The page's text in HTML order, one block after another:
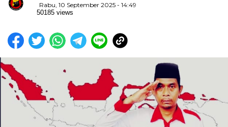
Rabu, 10 September 2025 - 14:49
50185 views